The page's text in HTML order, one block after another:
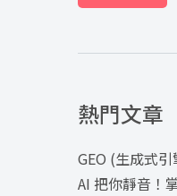
熱門文章
GEO (生成式
AI 把你靜音！